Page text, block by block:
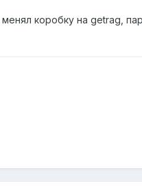
коробку на getrag,